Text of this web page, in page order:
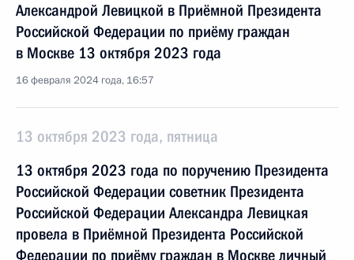
Александрой Левицкой в Приёмной Президента
Российской Федерации по приёму граждан
в Москве 13 октября 2023 года
16 февраля 2024 года, 16:57
13 октября 2023 года, пятница
13 октября 2023 года по поручению Президента
Российской Федерации советник Президента
Российской Федерации Александра Левицкая
провела в Приёмной Президента Российской
Федерации по приёму граждан в Москве личный